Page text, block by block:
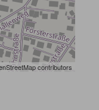
contributors